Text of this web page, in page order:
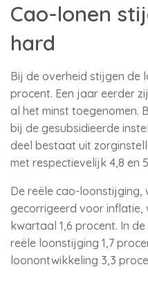
Cao-lonen
hard
Bij de overheid stijgen de
procent. Een jaar eerder
al het minst toegenomen.
bij de gesubsidieerde
deel bestaat uit
met respectievelijk 4,8 en
De reële cao-
gecorrigeerd voor inflatie,
kwartaal 1,6 procent. In
reële loonstijging 1,7
loonontwikkeling 3,3